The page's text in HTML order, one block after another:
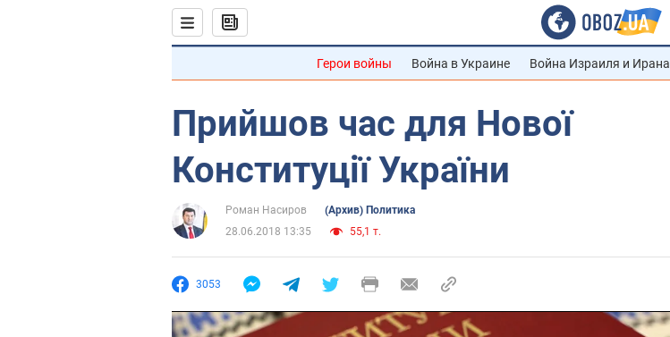
Герои войны Война в Украине Война Израиля и Ирана
Прийшов час для Нової
Конституції України
Роман Насиров
(Архив) Политика
28.06.2018 13:35
55,1 т.
3053